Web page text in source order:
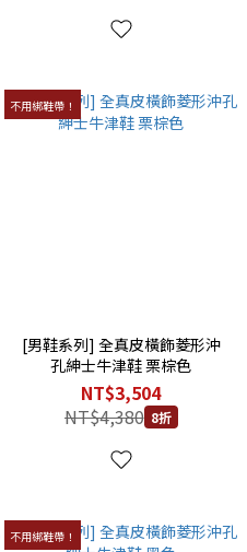
不用綁鞋帶！
[男鞋系列] 全真皮橫飾菱形沖
孔紳士牛津鞋 栗棕色
NT$3,504
NT$4,380 8折
不用綁鞋帶！